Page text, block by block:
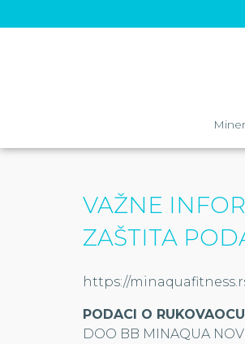
VAŽNE
ZAŠTITA
https://
PODACI O
DOO BB MINAQUA